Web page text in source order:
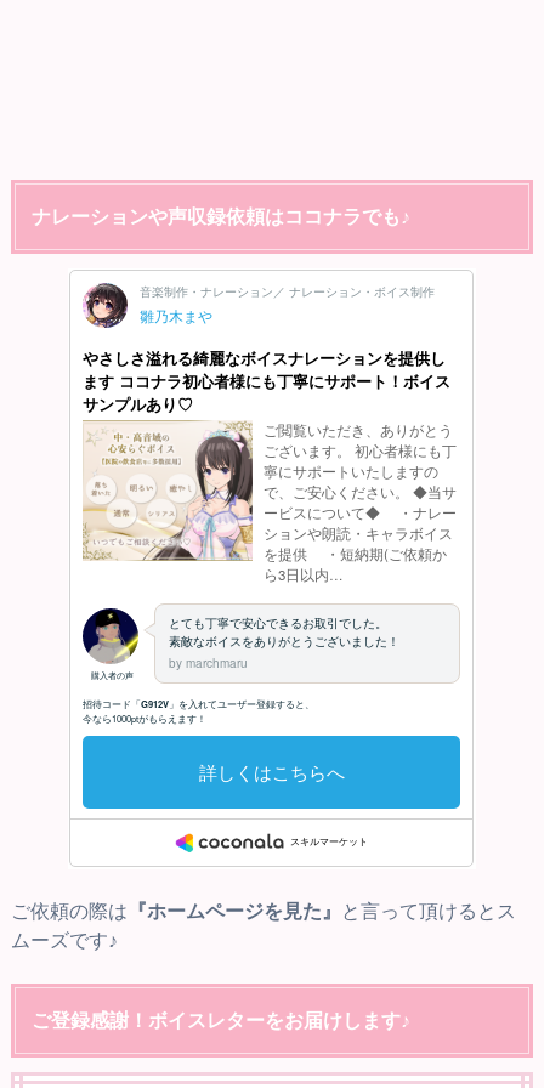
ナレーションや声収録依頼はココナラでも♪
ご依頼の際は 『ホームページを見た』
と言って頂けるとス
ムーズです♪
ご登録感謝！ボイスレターをお届けします♪